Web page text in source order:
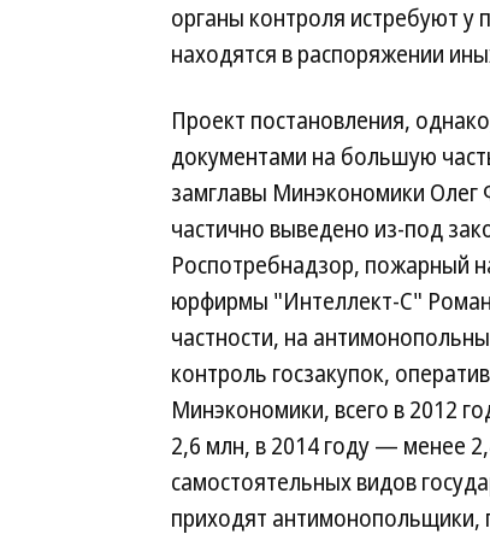
органы контроля истребуют
находятся в распоряжении
Проект постановления,
документами на большую
замглавы Минэкономики Олег
частично выведено из-под
Роспотребнадзор, пожарный
юрфирмы "Интеллект-С" Роман
частности, на
контроль госзакупок,
Минэкономики, всего в 2012
2,6 млн, в 2014 году — менее
самостоятельных видов
приходят